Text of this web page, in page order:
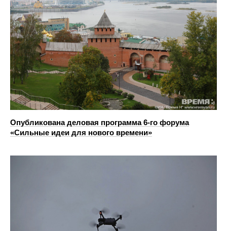
Опубликована деловая программа 6-го форума
«Сильные идеи для нового времени»